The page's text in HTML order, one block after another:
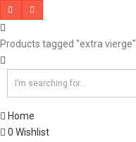
Products tagged "extra vierge"
Home
0 Wishlist